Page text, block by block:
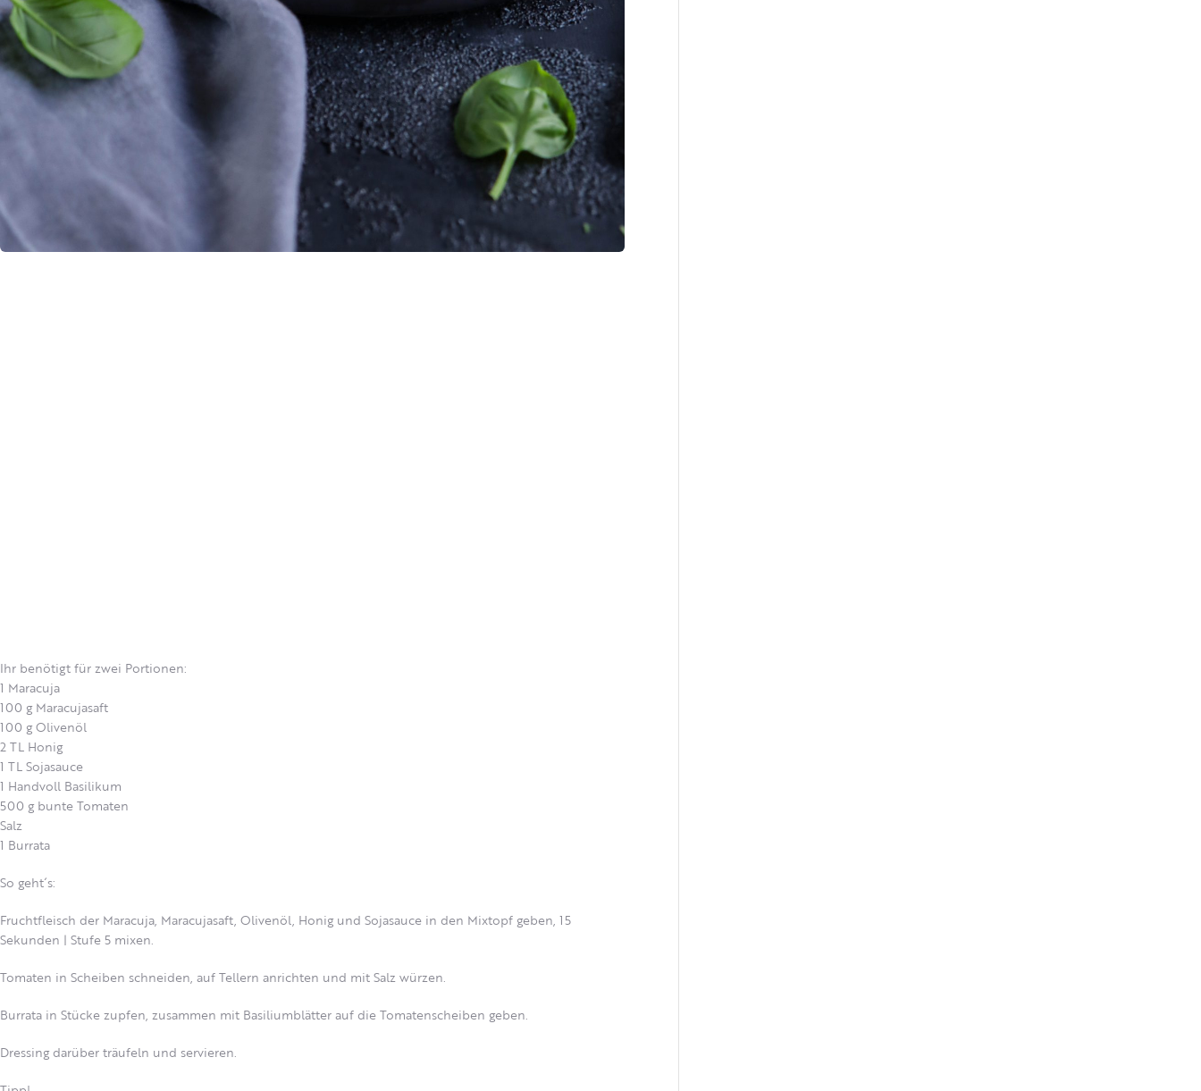
Ihr benötigt für zwei Portionen:
1 Maracuja
100 g Maracujasaft
100 g Olivenöl
2 TL Honig
1 TL Sojasauce
1 Handvoll Basilikum
500 g bunte Tomaten
Salz
1 Burrata
So geht´s:
Fruchtfleisch der Maracuja, Maracujasaft, Olivenöl, Honig und Sojasauce in den Mixtopf geben, 15
Sekunden | Stufe 5 mixen.
Tomaten in Scheiben schneiden, auf Tellern anrichten und mit Salz würzen.
Burrata in Stücke zupfen, zusammen mit Basiliumblätter auf die Tomatenscheiben geben.
Dressing darüber träufeln und servieren.